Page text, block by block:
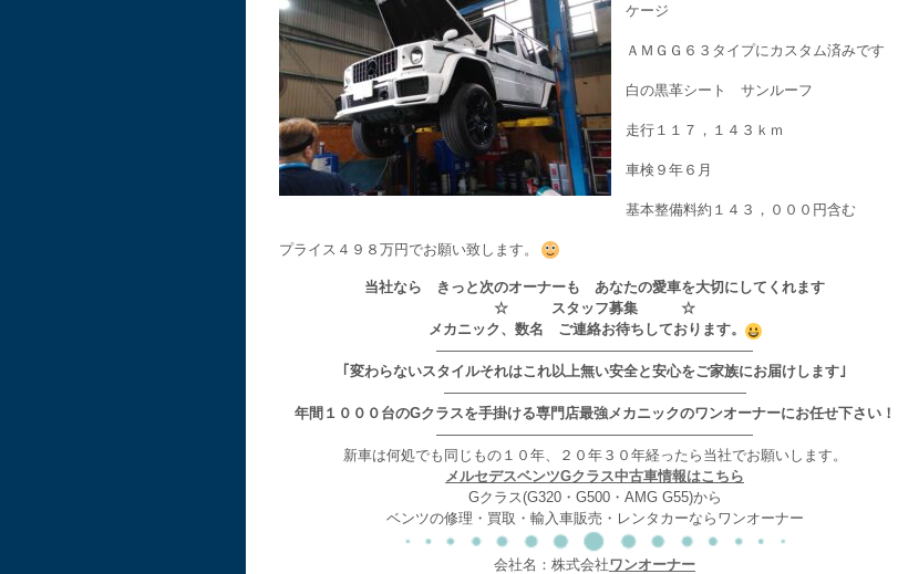
ケージ
ＡＭＧＧ６３タイプにカスタム済みです
白の黒革シート サンルーフ
走行１１７，１４３ｋｍ
車検９年６月
基本整備料約１４３，０００円含む
プライス４９８万円でお願い致します。
当社なら きっと次のオーナーも あなたの愛車を大切にしてくれます
☆ スタッフ募集 ☆
メカニック、数名 ご連絡お待ちしております。
——————————————————————
｢変わらないスタイルそれはこれ以上無い安全と安心をご家族にお届けします｣
—————————————————————
年間１０００台のGクラスを手掛ける専門店最強メカニックのワンオーナーにお任せ下さい！
——————————————————————
新車は何処でも同じもの１０年、２０年３０年経ったら当社でお願いします。
メルセデスベンツGクラス中古車情報はこちら
Gクラス(G320・G500・AMG G55)から
ベンツの修理・買取・輸入車販売・レンタカーならワンオーナー
会社名：株式会社ワンオーナー